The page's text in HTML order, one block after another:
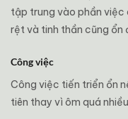
tập trung vào phần việc
rệt và tinh thần cũng ổn
Công việc
Công việc tiến triển ổn
tiên thay vì ôm quá